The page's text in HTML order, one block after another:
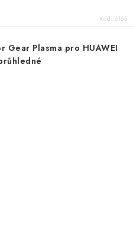
Kód: 6165
Gear Plasma pro HUAWEI